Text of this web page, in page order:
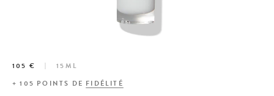
105 €
15ML
+105 POINTS DE FIDÉLITÉ